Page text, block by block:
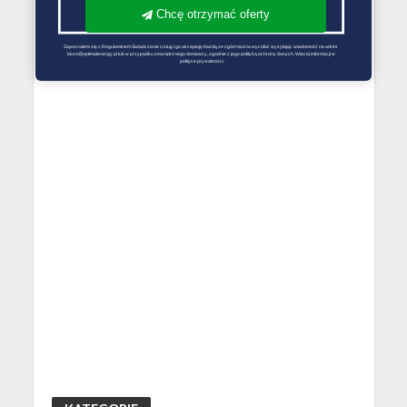
Chcę otrzymać oferty
Zapoznałem się z Regulaminem Świadczenie Usług i go akceptuję Każdą ze zgód można wycofać wysyłając wiadomość na adres
biuro@optimalenergy.pl lub w przypadku zewnętrznego dostawcy, zgodnie z jego polityką ochrony danych. Więcej informacji w
polityce prywatności